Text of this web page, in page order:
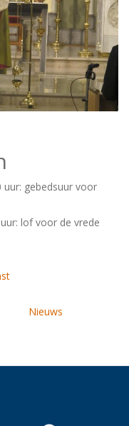
uur: gebedsuur voor
lof voor de vrede
Nieuws